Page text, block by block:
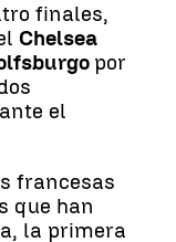
finales,
Chelsea
por
el
francesas
que han
la primera